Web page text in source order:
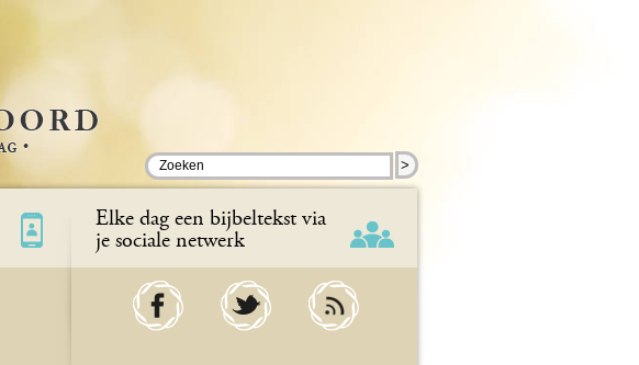
>
Elke dag een bijbeltekst via
je sociale netwerk